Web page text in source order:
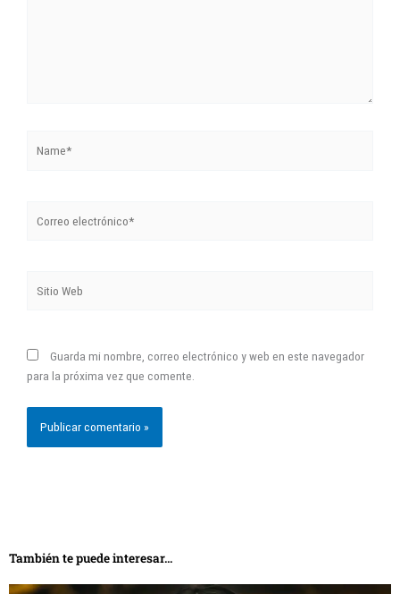
electrónico*
Web
Guarda mi nombre, correo electrónico y web en este navegador
para la próxima vez que comente.
También te puede interesar...